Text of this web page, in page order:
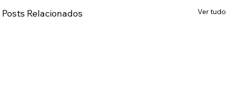
Posts Relacionados Ver tudo